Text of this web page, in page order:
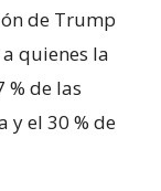
de Trump
quienes la
% de las
y el 30 % de